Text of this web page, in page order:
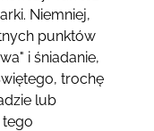
Niemniej,
punktów
i śniadanie,
trochę
lub
tego